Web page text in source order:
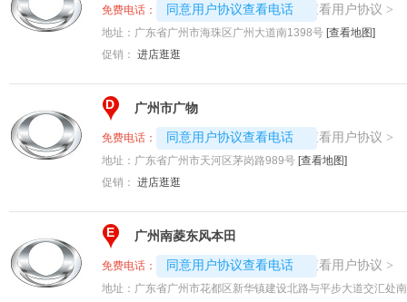
免费电话： 同意用户协议查看电话
4008192707-7024 查看用户协议 >
地址： 广东省广州市海珠区广州大道南1398号 [查看地图]
促销： 进店逛逛
D 广州市广物
免费电话： 同意用户协议查看电话
4008192717-1482 查看用户协议 >
地址： 广东省广州市天河区茅岗路989号 [查看地图]
促销： 进店逛逛
E 广州南菱东风本田
免费电话： 同意用户协议查看电话
4008192696-2719 查看用户协议 >
地址： 广东省广州市花都区新华镇建设北路与平步大道交汇处